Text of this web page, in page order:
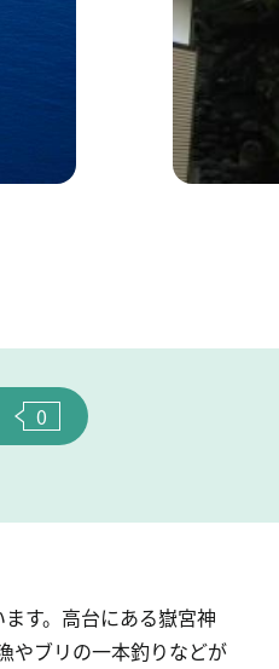
0
す。高台にある嶽宮神
やブリの一本釣りなどが